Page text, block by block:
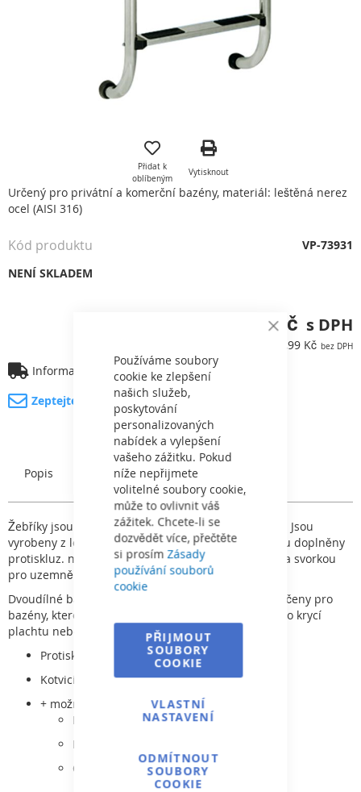
Close
Cookie
Používáme soubory
cookie ke zlepšení
našich služeb,
poskytování
personalizovaných
nabídek a vylepšení
vašeho zážitku. Pokud
níže nepřijmete
volitelné soubory cookie,
může to ovlivnit váš
zážitek. Chcete-li se
dozvědět více, přečtěte
si prosímZásady
používání souborů
cookie
PŘIJMOUT
SOUBORY
COOKIE
VLASTNÍ
NASTAVENÍ
ODMÍTNOUT
SOUBORY
COOKIE
s
obrázky
Přidat k
oblíbeným
Vytisknout
Určený pro privátní a komerční bazény, materiál: leštěná nerez
ocel (AISI 316)
14 005,74 Kč
11 574,99 Kč
NENÍ SKLADEM
Kód produktu VP-73931
Informace o dopravě
Zeptejte se na produkt
Popis Charakteristický
Žebříky jsou určeny pro privátní a komerční bazény. Jsou
vyrobeny z leštěné nerez oceli. AISI 316. Stupně jsou doplněny
protiskluz. nášlapy. Kotvení se dodává s pouzdrem a svorkou
pro uzemnění.
Dvoudílné bazénové žebříky jsou svojí konstrukcí určeny pro
bazény, které jsou vybaveny rolovacím systémem pro krycí
plachtu nebo krycí roletou apod
Protiskluzové nášlapy
Kotvicí pouzdro
+ možno doplnit o
Dvojitý první stupeň
Kotvicí příruby
Opěrné klouby